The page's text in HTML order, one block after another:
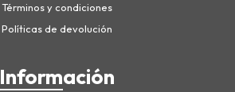
Términos y condiciones
Políticas de devolución
Información